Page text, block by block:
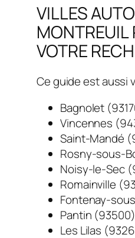
VILLES
MONTREUIL
VOTRE
Ce guide est aussi
Bagnolet
Vincennes
Saint-Mandé
Rosny-sous-
Noisy-le-Sec
Romainville
Fontenay-
Pantin (93500)
Les Lilas